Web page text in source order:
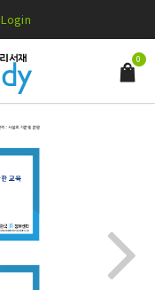
Login
0